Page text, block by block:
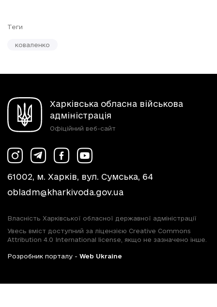
Теги
коваленко
Харківська обласна військова
адміністрація
Офіційний веб-сайт
61002, м. Харків, вул. Сумська, 64
obladm@kharkivoda.gov.ua
Власність Харківської обласної державної адміністрації
Увесь вміст доступний за ліцензією Creative Commons
Attribution 4.0 International license, якщо не зазначено інше.
Розробник порталу - Web Ukraine